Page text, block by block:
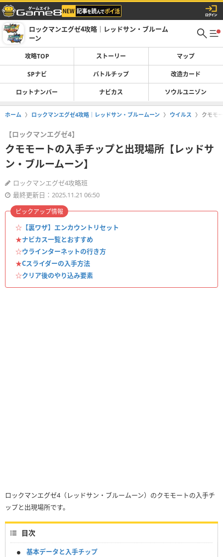
ロックマンエグゼ4攻略｜レッドサン・ブルーム
ーン
攻略TOP ストーリー マップ
SPナビ バトルチップ 改造カード
ロットナンバー ナビカス ソウルユニゾン
ホーム ロックマンエグゼ4攻略｜レッドサン・ブルームーン ウイルス クモモ
【ロックマンエグゼ4】
クモモートの入手チップと出現場所【レッドサ
ン・ブルームーン】
ロックマンエグゼ4攻略班
最終更新日：2025.11.21 06:50
☆ 【裏ワザ】エンカウントリセット
★ナビカス一覧とおすすめ
☆ウラインターネットの行き方
★Cスライダーの入手方法
☆クリア後のやり込み要素
ピックアップ情報
ロックマンエグゼ4（レッドサン・ブルームーン）のクモモートの入手チ
ップと出現場所です。
目次
基本データと入手チップ